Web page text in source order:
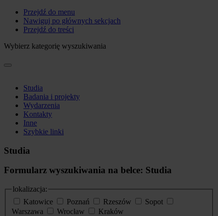
Przejdź do menu
Nawiguj po głównych sekcjach
Przejdź do treści
Wybierz kategorię wyszukiwania
Studia
Badania i projekty
Wydarzenia
Kontakty
Inne
Szybkie linki
Studia
Formularz wyszukiwania na belce: Studia
lokalizacja:
Katowice
Poznań Rzeszów
Sopot
Warszawa
Wrocław
Kraków